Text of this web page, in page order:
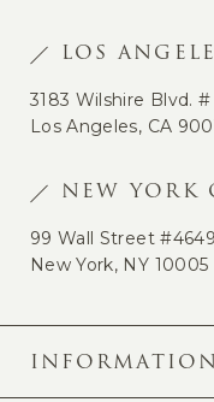
LOS
3183 Wilshire Blvd. #
Los Angeles, CA
NEW YORK
99 Wall Street #4649
New York, NY 10005
INFORMATION